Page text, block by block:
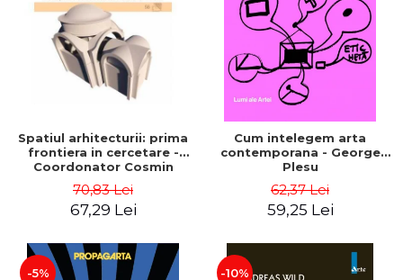
Spatiul arhitecturii: prima
frontiera in cercetare -
Coordonator Cosmin
70,83 Lei
67,29 Lei
Cum intelegem arta
contemporana - George
Plesu
62,37 Lei
59,25 Lei
-5% -10%